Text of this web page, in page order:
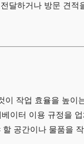
달하거나 방문 견
작업 효율을 높이
이터 이용 규정을
공간이나 물품을